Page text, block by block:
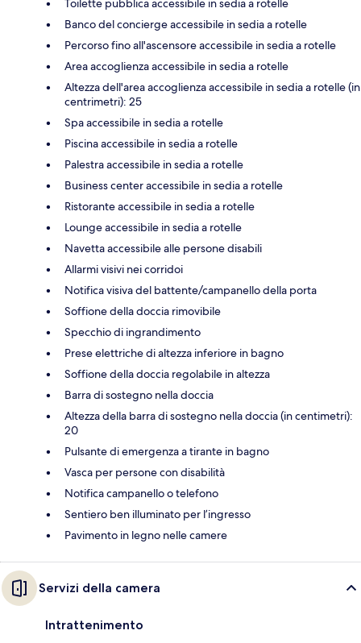
Toilette pubblica accessibile in sedia a rotelle
Banco del concierge accessibile in sedia a rotelle
Percorso fino all'ascensore accessibile in sedia a rotelle
Area accoglienza accessibile in sedia a rotelle
Altezza dell'area accoglienza accessibile in sedia a rotelle (in
centrimetri): 25
Spa accessibile in sedia a rotelle
Piscina accessibile in sedia a rotelle
Palestra accessibile in sedia a rotelle
Business center accessibile in sedia a rotelle
Ristorante accessibile in sedia a rotelle
Lounge accessibile in sedia a rotelle
Navetta accessibile alle persone disabili
Allarmi visivi nei corridoi
Notifica visiva del battente/campanello della porta
Soffione della doccia rimovibile
Specchio di ingrandimento
Prese elettriche di altezza inferiore in bagno
Soffione della doccia regolabile in altezza
Barra di sostegno nella doccia
Altezza della barra di sostegno nella doccia (in centimetri):
20
Pulsante di emergenza a tirante in bagno
Vasca per persone con disabilità
Notifica campanello o telefono
Sentiero ben illuminato per l’ingresso
Pavimento in legno nelle camere
Servizi della camera
Intrattenimento